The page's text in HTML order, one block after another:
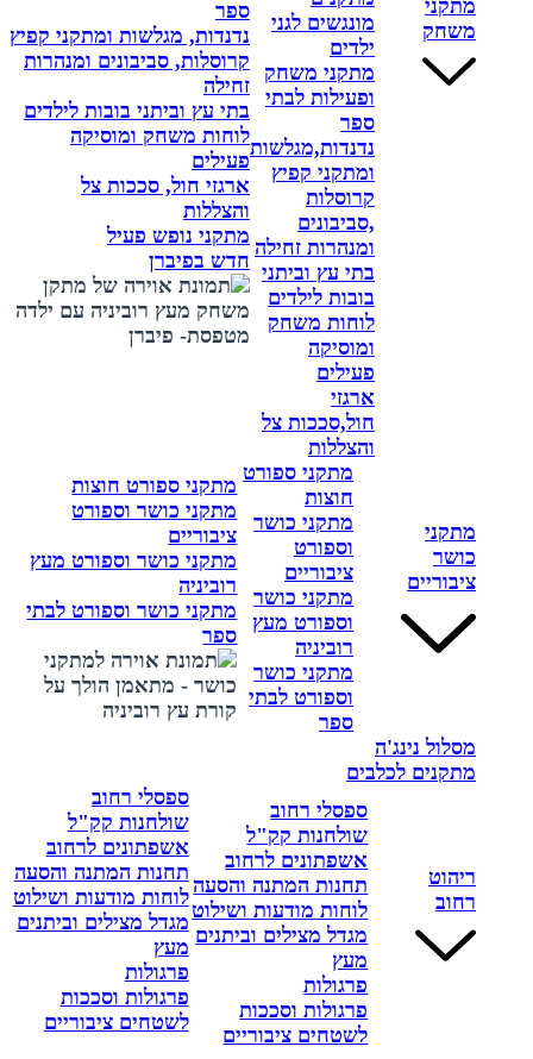
מתקני
משחק
מונגשים לגני
ילדים
מתקני משחק
ופעילות לבתי
ספר
נדנדות,מגלשות
ומתקני קפיץ
קרוסלות
,סביבונים
ומנהרות זחילה
בתי עץ וביתני
בובות לילדים
לוחות משחק
ומוסיקה
פעילים
ארגזי
חול,סככות צל
והצללות
ספר
נדנדות, מגלשות ומתקני קפיץ
קרוסלות, סביבונים ומנהרות
זחילה
בתי עץ וביתני בובות לילדים
לוחות משחק ומוסיקה
פעילים
ארגזי חול, סככות צל
והצללות
מתקני נופש פעיל
חדש בפיברן
מתקני
כושר
ציבוריים
מתקני ספורט
חוצות
מתקני כושר
וספורט
ציבוריים
מתקני כושר
וספורט מעץ
רוביניה
מתקני כושר
וספורט לבתי
ספר
מתקני ספורט חוצות
מתקני כושר וספורט
ציבוריים
מתקני כושר וספורט מעץ
רוביניה
מתקני כושר וספורט לבתי
ספר
מסלול נינג'ה
מתקנים לכלבים
ריהוט
רחוב
ספסלי רחוב
שולחנות קק"ל
אשפתונים לרחוב
תחנות המתנה והסעה
לוחות מודעות ושילוט
מגדל מצילים וביתנים
מעץ
פרגולות
פרגולות וסככות
לשטחים ציבוריים
ספסלי רחוב
שולחנות קק"ל
אשפתונים לרחוב
תחנות המתנה והסעה
לוחות מודעות ושילוט
מגדל מצילים וביתנים
מעץ
פרגולות
פרגולות וסככות
לשטחים ציבוריים